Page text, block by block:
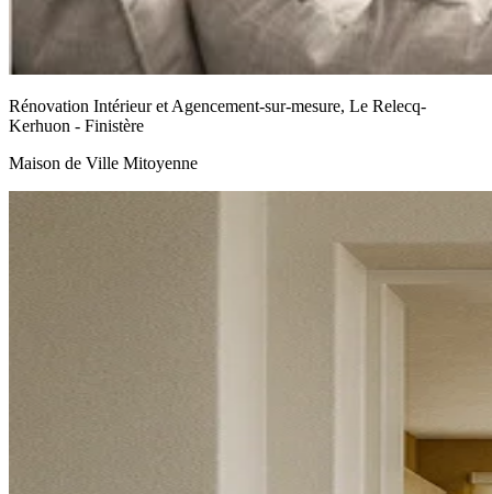
Rénovation Intérieur et Agencement-sur-mesure, Le Relecq-
Kerhuon - Finistère
Maison de Ville Mitoyenne